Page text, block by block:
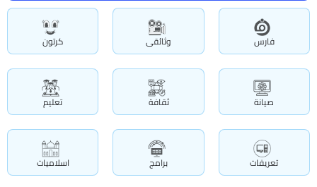
فارس وثائقى كرتون
صيانة ثقافة تعليم
تعريفات برامج اسلاميات